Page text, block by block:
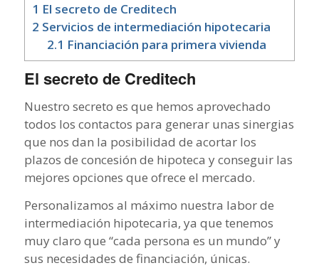
1 El secreto de Creditech
2 Servicios de intermediación hipotecaria
2.1 Financiación para primera vivienda
El secreto de Creditech
Nuestro secreto es que hemos aprovechado
todos los contactos para generar unas sinergias
que nos dan la posibilidad de acortar los
plazos de concesión de hipoteca y conseguir las
mejores opciones que ofrece el mercado.
Personalizamos al máximo nuestra labor de
intermediación hipotecaria, ya que tenemos
muy claro que “cada persona es un mundo” y
sus necesidades de financiación, únicas.